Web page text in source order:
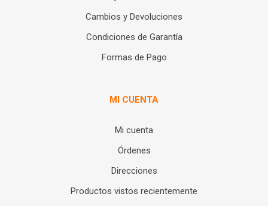
Cambios y Devoluciones
Condiciones de Garantía
Formas de Pago
MI CUENTA
Mi cuenta
Órdenes
Direcciones
Productos vistos recientemente